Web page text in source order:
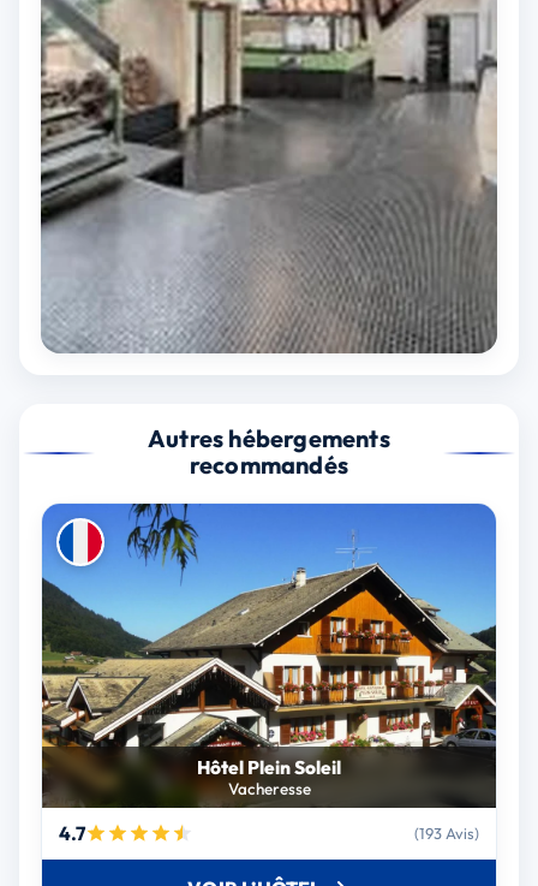
Autres hébergements
recommandés
Hôtel Plein Soleil
Vacheresse
4.7 (193 Avis)